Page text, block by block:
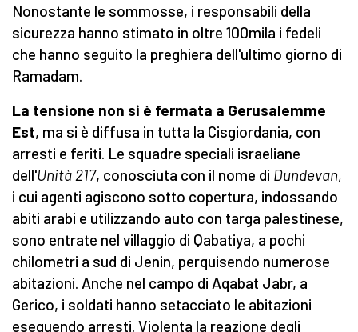
Nonostante le sommosse, i responsabili della
sicurezza hanno stimato in oltre 100mila i fedeli
che hanno seguito la preghiera dell'ultimo giorno di
Ramadam.
La tensione non si è fermata a Gerusalemme
Est, ma si è diffusa in tutta la Cisgiordania, con
arresti e feriti. Le squadre speciali israeliane
dell'Unità 217, conosciuta con il nome di Dundevan,
i cui agenti agiscono sotto copertura, indossando
abiti arabi e utilizzando auto con targa palestinese,
sono entrate nel villaggio di Qabatiya, a pochi
chilometri a sud di Jenin, perquisendo numerose
abitazioni. Anche nel campo di Aqabat Jabr, a
Gerico, i soldati hanno setacciato le abitazioni
eseguendo arresti. Violenta la reazione degli